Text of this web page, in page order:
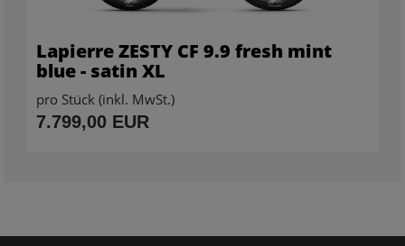
Lapierre ZESTY CF 9.9 fresh mint
blue - satin XL
pro Stück (inkl. MwSt.)
7.799,00 EUR